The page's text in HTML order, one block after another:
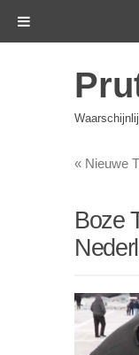
« Nieuwe
Boze